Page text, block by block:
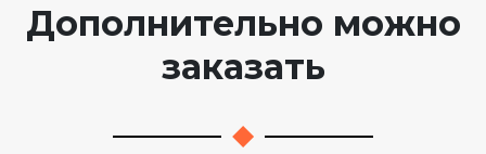
Дополнительно можно
заказать